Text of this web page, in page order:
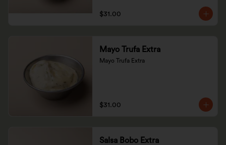
$31.00
Mayo Trufa Extra
Mayo Trufa Extra
$31.00
Salsa Bobo Extra